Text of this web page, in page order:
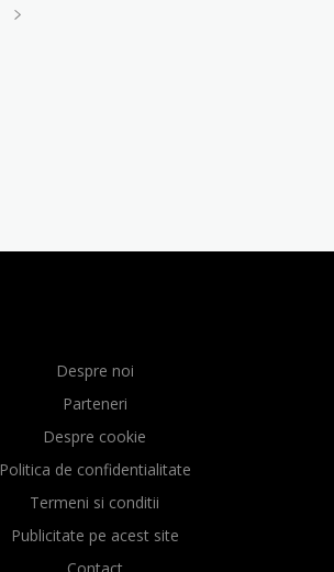
Despre noi
Parteneri
Despre cookie
Politica de confidentialitate
Termeni si conditii
Publicitate pe acest site